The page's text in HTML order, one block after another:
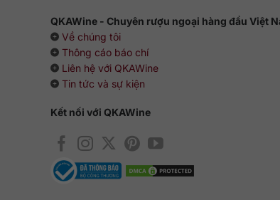
QKAWine - Chuyên rượu ngoại hàng đầu Việt
Về chúng tôi
Thông cáo báo chí
Liên hệ với QKAWine
Tin tức và sự kiện
Kết nối với QKAWine